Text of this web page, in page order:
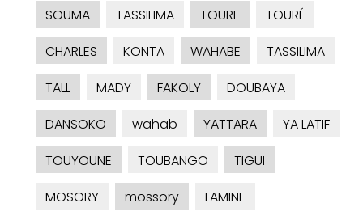
SOUMA
TASSILIMA TOURE
TOURÉ
CHARLES
KONTA WAHABE
TASSILIMA
TALL
MADY FAKOLY
DOUBAYA
DANSOKO
wahab YATTARA
YA LATIF
TOUYOUNE
TOUBANGO
TIGUI
MOSORY
mossory
LAMINE